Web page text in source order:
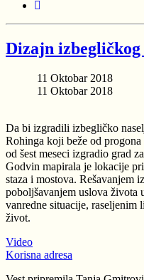
Dizajn izbegličkog
11 Oktobar 2018
11 Oktobar 2018
Da bi izgradili izbegličko
Rohinga koji beže od
od šest meseci izgradio grad
Godvin mapirala je lokacije
staza i mostova. Rešavanjem
poboljšavanjem uslova života
vanredne situacije, raseljenim
život.
Video
Korisna adresa